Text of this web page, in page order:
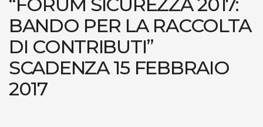
BANDO PER LA RACCOLTA
DI CONTRIBUTI”
SCADENZA 15 FEBBRAIO
2017